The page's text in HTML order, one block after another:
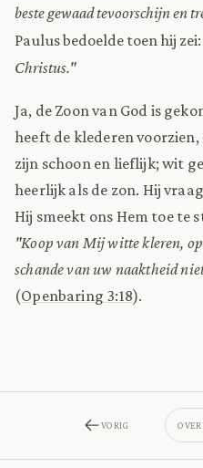
beste gewaad tevoorschijn en
Paulus bedoelde toen hij zei:
Christus."
Ja, de Zoon van God is
heeft de klederen voorzien,
zijn schoon en lieflijk; wit
heerlijk als de zon. Hij
Hij smeekt ons Hem toe te
"Koop van Mij witte kleren,
schande van uw naaktheid
(Openbaring 3:18).
VORIG